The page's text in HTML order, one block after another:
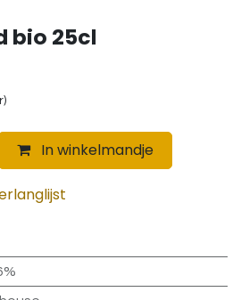
bio 25cl
)
In winkelmandje